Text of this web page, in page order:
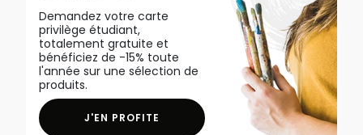
Demandez votre carte
privilège étudiant,
totalement gratuite et
bénéficiez de -15% toute
l'année sur une sélection de
produits.
J'EN PROFITE